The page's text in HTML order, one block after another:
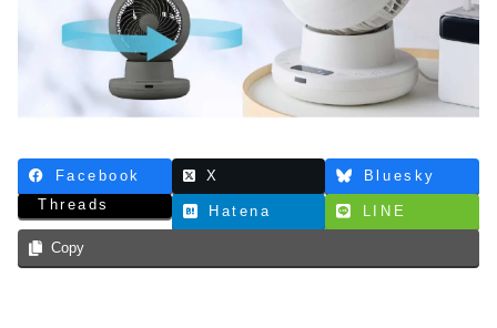
Facebook X
Bluesky
Threads
Hatena LINE
Copy